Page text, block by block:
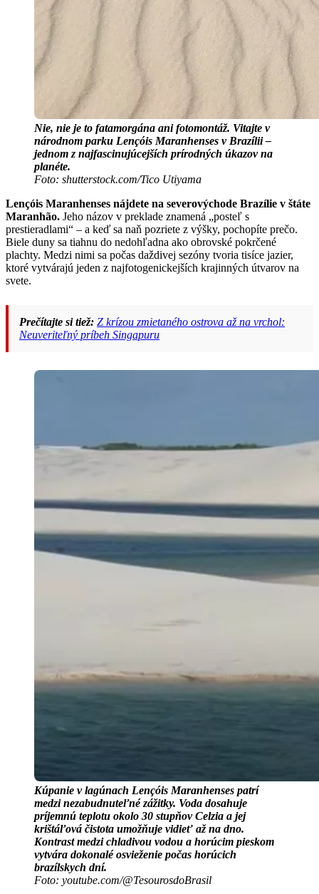
Nie, nie je to fatamorgána ani fotomontáž. Vitajte v
národnom parku Lençóis Maranhenses v Brazílii –
jednom z najfascinujúcejších prírodných úkazov na
planéte.
Foto: shutterstock.com/Tico Utiyama
Lençóis Maranhenses nájdete na severovýchode Brazílie v štáte
Maranhão. Jeho názov v preklade znamená „posteľ s
prestieradlami“ – a keď sa naň pozriete z výšky, pochopíte prečo.
Biele duny sa tiahnu do nedohľadna ako obrovské pokrčené
plachty. Medzi nimi sa počas daždivej sezóny tvoria tisíce jazier,
ktoré vytvárajú jeden z najfotogenickejších krajinných útvarov na
svete.
Prečítajte si tiež: Z krízou zmietaného ostrova až na vrchol:
Neuveriteľný príbeh Singapuru
Kúpanie v lagúnach Lençóis Maranhenses patrí
medzi nezabudnuteľné zážitky. Voda dosahuje
príjemnú teplotu okolo 30 stupňov Celzia a jej
krištáľová čistota umožňuje vidieť až na dno.
Kontrast medzi chladivou vodou a horúcim pieskom
vytvára dokonalé osvieženie počas horúcich
brazílskych dní.
Foto: youtube.com/@TesourosdoBrasil